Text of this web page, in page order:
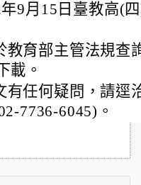
9月15日臺教高(
教育部主管法規查
載。
有任何疑問，請逕
7736-6045)。